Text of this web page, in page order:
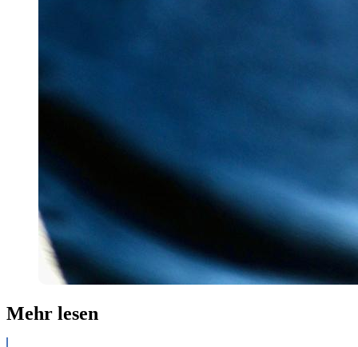
Mehr lesen